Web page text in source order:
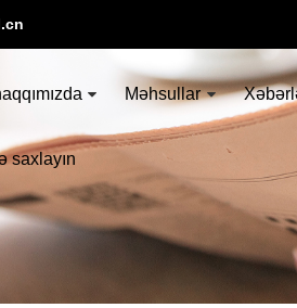
Məhsullar
saxlayın